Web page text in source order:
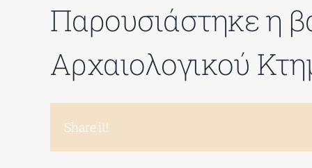
Παρουσιάστηκε η
Αρχαιολογικού
Share it!